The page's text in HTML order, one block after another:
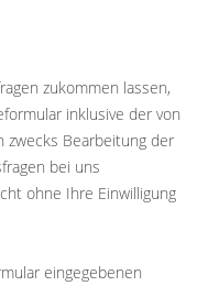
zukommen lassen,
inklusive der von
zwecks Bearbeitung der
bei uns
ohne Ihre Einwilligung
eingegebenen